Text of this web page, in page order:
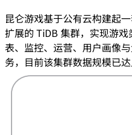
昆仑游戏基于公有云构建起
扩展的 TiDB 集群，实现游
表、监控、运营、用户画像
务，目前该集群数据规模已达